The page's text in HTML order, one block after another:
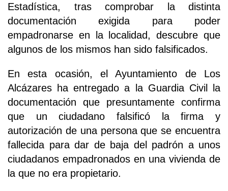
Estadística, tras comprobar la distinta
documentación exigida para poder
empadronarse en la localidad, descubre que
algunos de los mismos han sido falsificados.
En esta ocasión, el Ayuntamiento de Los
Alcázares ha entregado a la Guardia Civil la
documentación que presuntamente confirma
que un ciudadano falsificó la firma y
autorización de una persona que se encuentra
fallecida para dar de baja del padrón a unos
ciudadanos empadronados en una vivienda de
la que no era propietario.